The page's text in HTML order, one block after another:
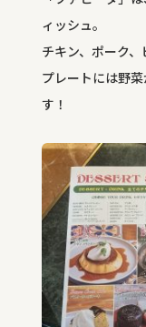
ィッシュ。
チキン、ポーク、
プレートには野
す！